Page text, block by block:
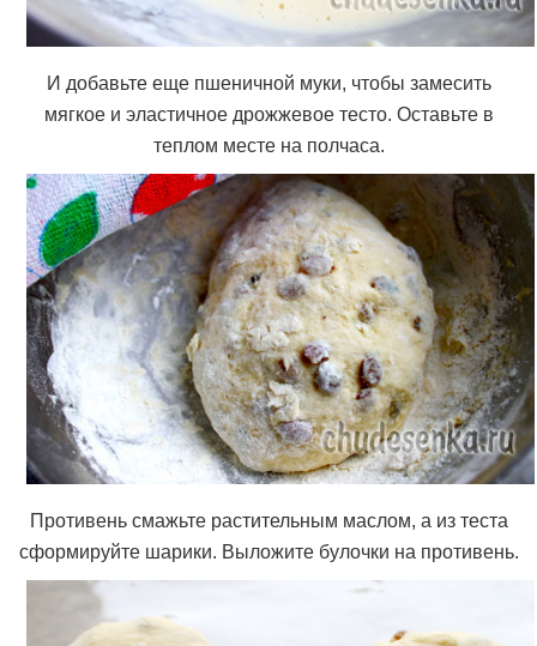
И добавьте еще пшеничной муки, чтобы замесить
мягкое и эластичное дрожжевое тесто. Оставьте в
теплом месте на полчаса.
Противень смажьте растительным маслом, а из теста
сформируйте шарики. Выложите булочки на противень.